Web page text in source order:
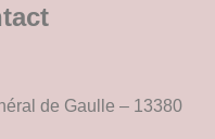
de Gaulle – 13380